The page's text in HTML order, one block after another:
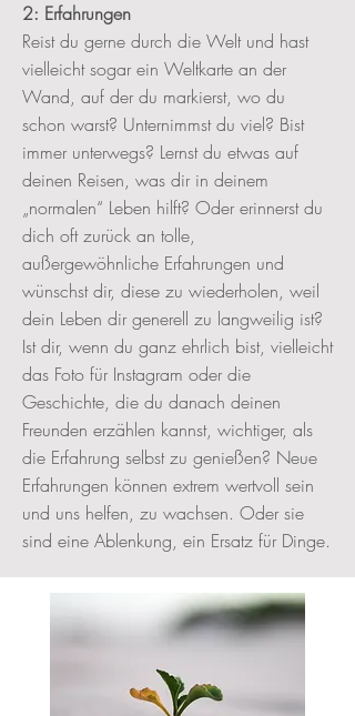
2: Erfahrungen
Reist du gerne durch die Welt und hast
vielleicht sogar ein Weltkarte an der
Wand, auf der du markierst, wo du
schon warst? Unternimmst du viel? Bist
immer unterwegs? Lernst du etwas auf
deinen Reisen, was dir in deinem
„normalen“ Leben hilft? Oder erinnerst du
dich oft zurück an tolle,
außergewöhnliche Erfahrungen und
wünschst dir, diese zu wiederholen, weil
dein Leben dir generell zu langweilig ist?
Ist dir, wenn du ganz ehrlich bist, vielleicht
das Foto für Instagram oder die
Geschichte, die du danach deinen
Freunden erzählen kannst, wichtiger, als
die Erfahrung selbst zu genießen? Neue
Erfahrungen können extrem wertvoll sein
und uns helfen, zu wachsen. Oder sie
sind eine Ablenkung, ein Ersatz für Dinge.